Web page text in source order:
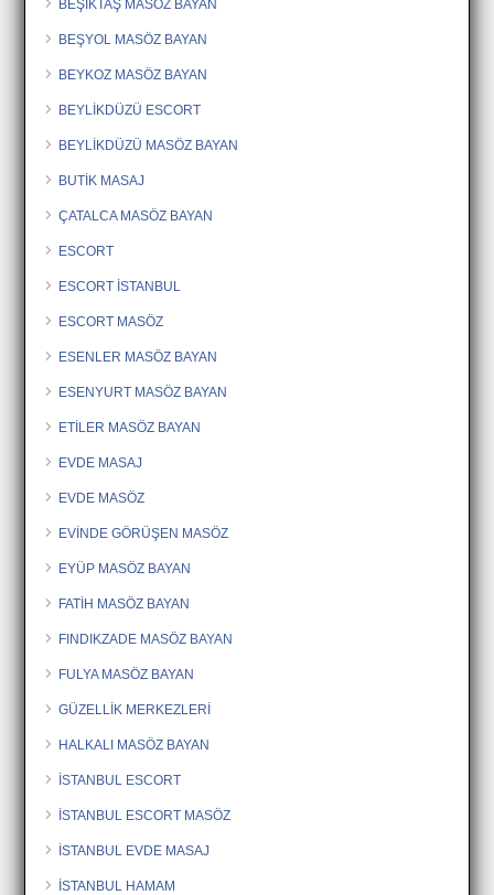
BEŞİKTAŞ MASÖZ BAYAN
BEŞYOL MASÖZ BAYAN
BEYKOZ MASÖZ BAYAN
BEYLİKDÜZÜ ESCORT
BEYLİKDÜZÜ MASÖZ BAYAN
BUTİK MASAJ
ÇATALCA MASÖZ BAYAN
ESCORT
ESCORT İSTANBUL
ESCORT MASÖZ
ESENLER MASÖZ BAYAN
ESENYURT MASÖZ BAYAN
ETİLER MASÖZ BAYAN
EVDE MASAJ
EVDE MASÖZ
EVİNDE GÖRÜŞEN MASÖZ
EYÜP MASÖZ BAYAN
FATİH MASÖZ BAYAN
FINDIKZADE MASÖZ BAYAN
FULYA MASÖZ BAYAN
GÜZELLİK MERKEZLERİ
HALKALI MASÖZ BAYAN
İSTANBUL ESCORT
İSTANBUL ESCORT MASÖZ
İSTANBUL EVDE MASAJ
İSTANBUL HAMAM